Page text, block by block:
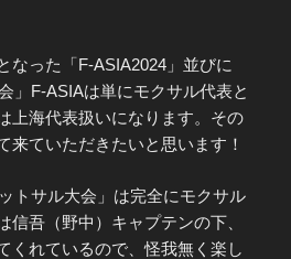
なった「F-ASIA2024」並びに
」F-ASIAは単にモクサル代表と
上海代表扱いになります。その
来ていただきたいと思います！
トサル大会」は完全にモクサル
信吾（野中）キャプテンの下、
くれているので、怪我無く楽し